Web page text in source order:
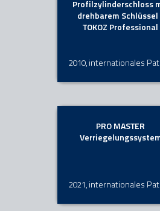
Profilzylinderschloss
drehbarem Schlüssel
TOKOZ Professional
2010, internationales
PRO MASTER
2021, internationales